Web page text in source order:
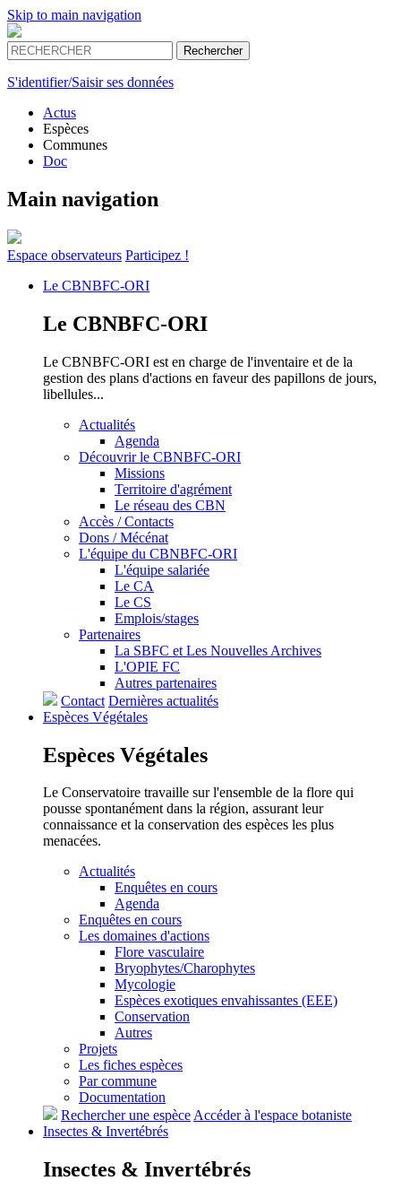
Skip to main navigation
S'identifier/Saisir ses données
Actus
Espèces
Communes
Doc
Main navigation
Espace observateurs Participez !
Le CBNBFC-ORI
Le CBNBFC-ORI
Le CBNBFC-ORI est en charge de l'inventaire et de la
gestion des plans d'actions en faveur des papillons de jours,
libellules...
Actualités
Agenda
Découvrir le CBNBFC-ORI
Missions
Territoire d'agrément
Le réseau des CBN
Accès / Contacts
Dons / Mécénat
L'équipe du CBNBFC-ORI
L'équipe salariée
Le CA
Le CS
Emplois/stages
Partenaires
La SBFC et Les Nouvelles Archives
L'OPIE FC
Autres partenaires
Contact Dernières actualités
Espèces Végétales
Espèces Végétales
Le Conservatoire travaille sur l'ensemble de la flore qui
pousse spontanément dans la région, assurant leur
connaissance et la conservation des espèces les plus
menacées.
Actualités
Enquêtes en cours
Agenda
Enquêtes en cours
Les domaines d'actions
Flore vasculaire
Bryophytes/Charophytes
Mycologie
Espèces exotiques envahissantes (EEE)
Conservation
Autres
Projets
Les fiches espèces
Par commune
Documentation
Rechercher une espèceAccéder à l'espace botaniste
Insectes & Invertébrés
Insectes & Invertébrés